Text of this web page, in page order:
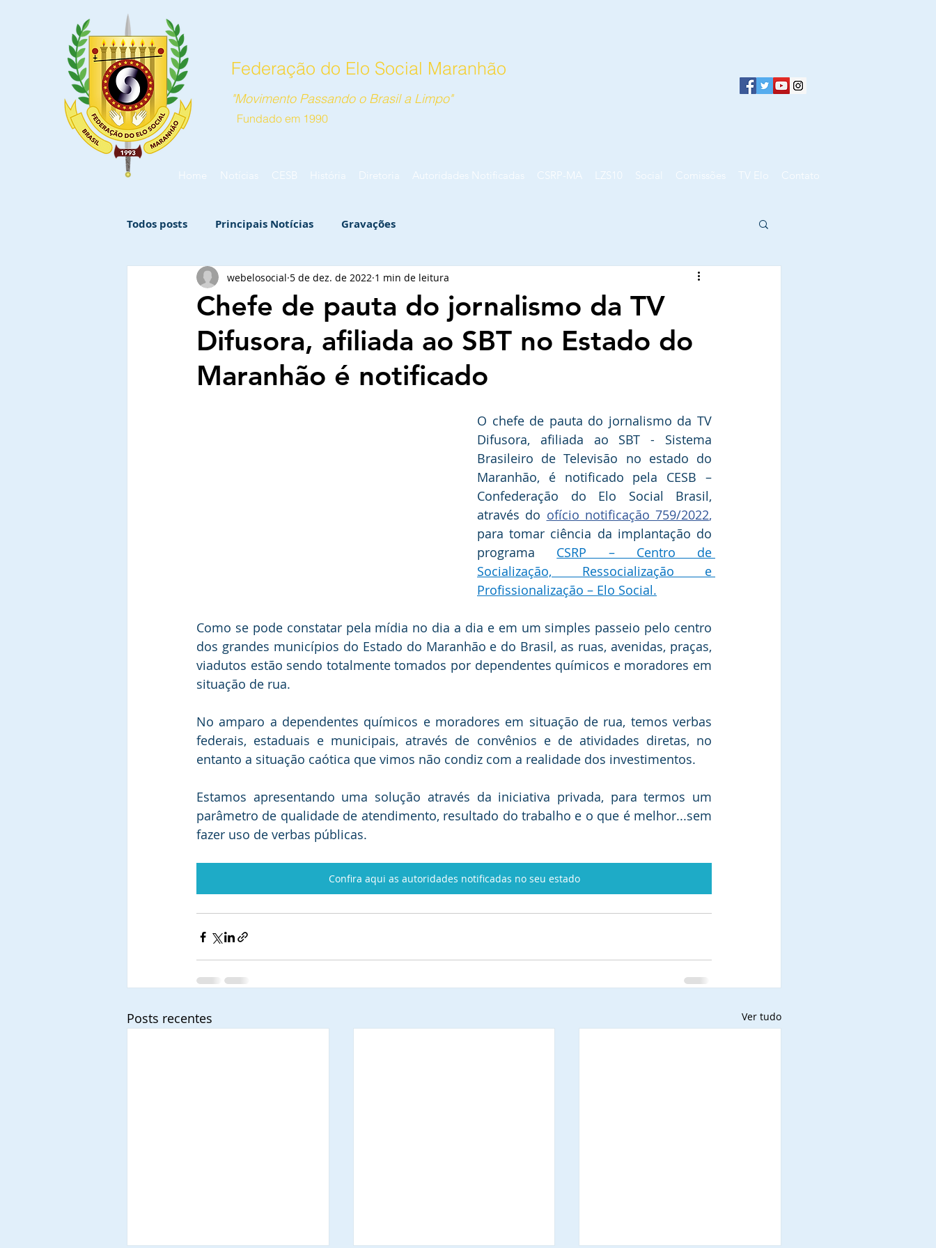
Federação do Elo Social Maranhão
"Movimento Passando o Brasil a Limpo"
Fundado em 1990
Home Notícias CESB História Diretoria Autoridades Notificadas CSRP-MA LZS10 Social Comissões TV Elo Contato
Todos posts Principais Notícias Gravações
Chefe de pauta do jornalismo da TV
Difusora, afiliada ao SBT no Estado do
Maranhão é notificado
webelosocial 5 de dez. de 2022 1 min de leitura
O chefe de pauta do jornalismo da TV
Difusora, afiliada ao SBT - Sistema
Brasileiro de Televisão no estado do
Maranhão, é notificado pela CESB –
Confederação do Elo Social Brasil,
através do ofício notificação 759/2022
para tomar ciência da implantação do
programa CSRP – Centro de
Socialização, Ressocialização e
Profissionalização – Elo Social.
Como se pode constatar pela mídia no dia a dia e em um simples passeio pelo centro
dos grandes municípios do Estado do Maranhão e do Brasil, as ruas, avenidas, praças,
viadutos estão sendo totalmente tomados por dependentes químicos e moradores em
situação de rua.
No amparo a dependentes químicos e moradores em situação de rua, temos verbas
federais, estaduais e municipais, através de convênios e de atividades diretas, no
entanto a situação caótica que vimos não condiz com a realidade dos investimentos.
Estamos apresentando uma solução através da iniciativa privada, para termos um
parâmetro de qualidade de atendimento, resultado do trabalho e o que é melhor...sem
fazer uso de verbas públicas.
Confira aqui as autoridades notificadas no seu estado
Posts recentes Ver tudo